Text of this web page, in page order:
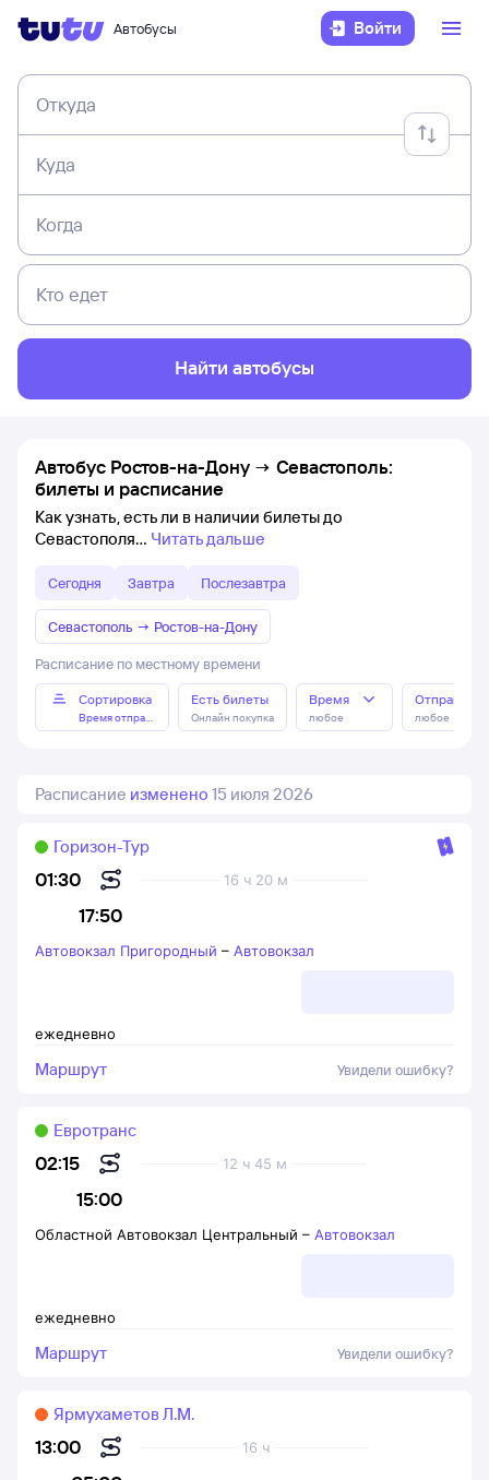
Автобусы Войти
Откуда
Куда
Когда
Кто едет
Найти автобусы
Автобус Ростов-на-Дону → Севастополь:
билеты и расписание
Как узнать, есть ли в наличии билеты до
Севастополя
Читать дальше
Сегодня Завтра Послезавтра
Севастополь → Ростов-на-Дону
Расписание по местному времени
Сортировка
Время отправления
Есть билеты
Онлайн покупка
Время
любое любое
Расписание изменено 15 июля 2026
01:30
17:50
16 ч 20 м
Горизон-Тур
ежедневно
Автовокзал Пригородный – Автовокзал
Маршрут Увидели ошибку?
02:15
15:00
12 ч 45 м
Евротранс
ежедневно
Областной Автовокзал Центральный – Автовокзал
Маршрут Увидели ошибку?
13:00
16 ч
Ярмухаметов Л.М.